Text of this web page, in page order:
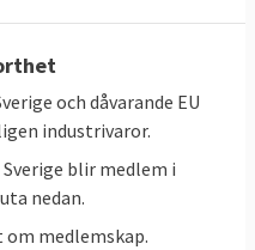
och dåvarande EU
industrivaror.
blir medlem i
nedan.
om medlemskap.